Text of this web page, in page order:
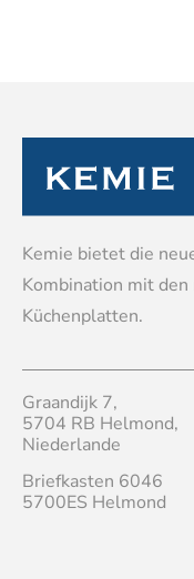
Kemie bietet die
Kombination mit
Küchenplatten.
Graandijk 7,
5704 RB Helmond,
Niederlande
Briefkasten 6046
5700ES Helmond